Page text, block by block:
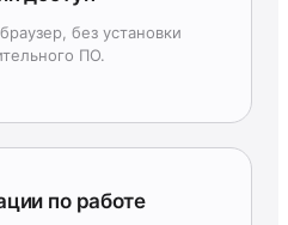
без установки
ПО.
по работе